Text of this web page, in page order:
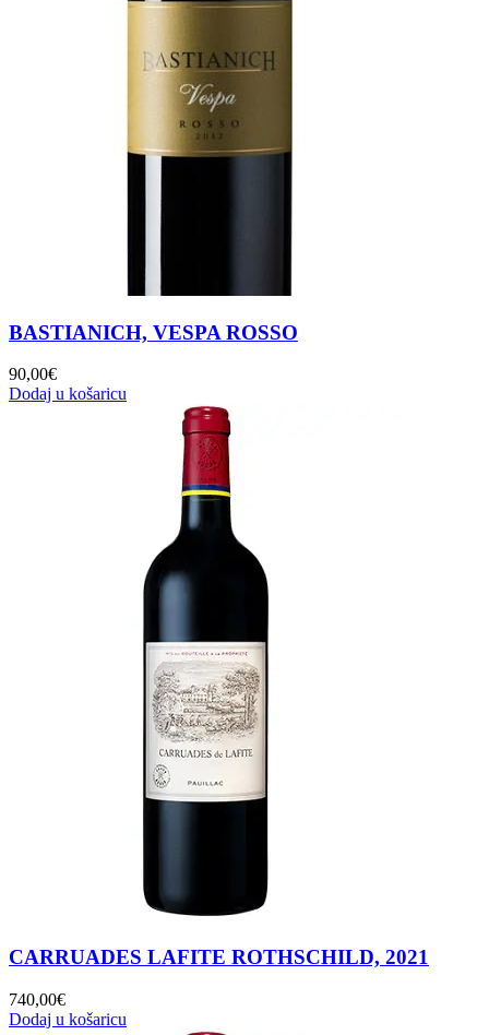
BASTIANICH, VESPA ROSSO
90,00€
Dodaj u košaricu
CARRUADES LAFITE ROTHSCHILD, 2021
740,00€
Dodaj u košaricu